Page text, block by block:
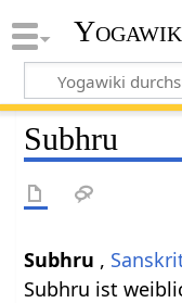
Subhru
Subhru ,
Subhru ist